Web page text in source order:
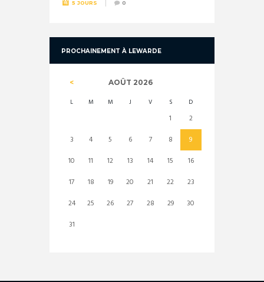
5 JOURS 0
PROCHAINEMENT À LEWARDE
AOÛT 2026
L M M J V S D
1
2
3
4 5 6 7 8
9
10
11 12 13 14 15
16
17
18 19 20 21 22
23
24
25 26 27 28 29
30
31